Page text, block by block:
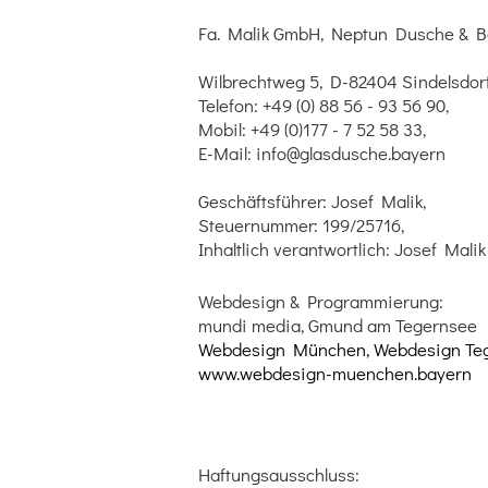
Fa. Malik GmbH, Neptun Dusche &
Wilbrechtweg 5, D-82404
Telefon: +49 (0) 88 56 - 93 56 90,
Mobil: +49 (0)177 - 7 52 58 33,
E-Mail: info@glasdusche.bayern
Geschäftsführer: Josef Malik,
Steuernummer: 199/25716,
Inhaltlich verantwortlich: Josef Malik
Webdesign & Programmierung:
mundi media, Gmund am Tegernsee
Webdesign München, Webdesign
www.webdesign-muenchen.bayern
Haftungsausschluss: